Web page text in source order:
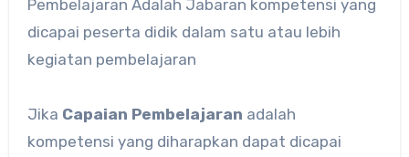
Pembelajaran Adalah Jabaran kompetensi yang
dicapai peserta didik dalam satu atau lebih
kegiatan pembelajaran
Jika Capaian Pembelajaran adalah
kompetensi yang diharapkan dapat dicapai